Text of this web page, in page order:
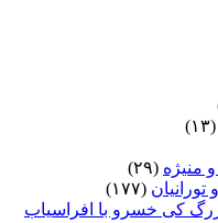
(۱۳)
منیژه (۲۹)
تورانیان (۱۷۷)
کی خسرو با افراسیاب